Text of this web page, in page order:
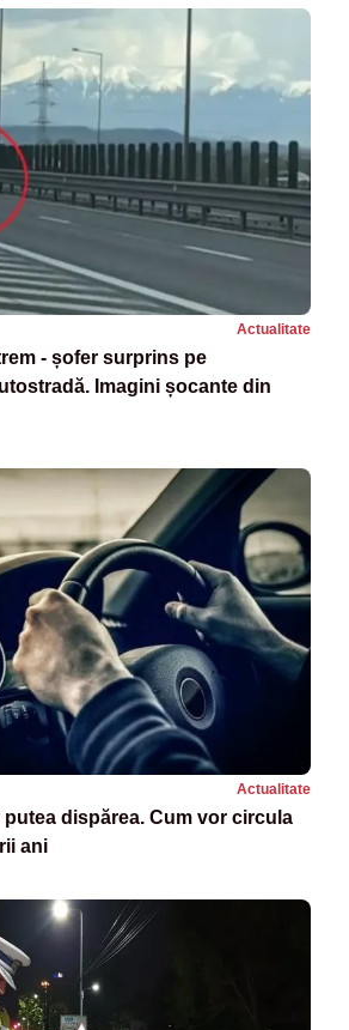
Actualitate
- șofer surprins pe
Imagini șocante din
Actualitate
putea dispărea. Cum vor circula
ani